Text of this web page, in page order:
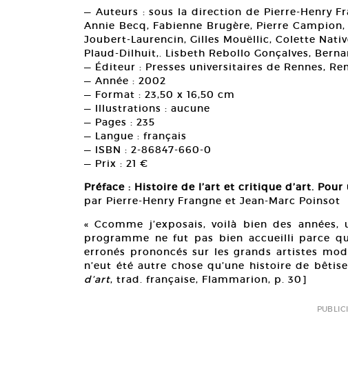
— Auteurs : sous la direction de Pierre-Henry
Annie Becq, Fabienne Brugère, Pierre
Joubert-Laurencin, Gilles Mouëllic, Colette
Plaud-Dilhuit,. Lisbeth Rebollo Gonçalves,
— Éditeur : Presses universitaires de Rennes,
— Année : 2002
— Format : 23,50 x 16,50 cm
— Illustrations : aucune
— Pages : 235
— Langue : français
— ISBN : 2-86847-660-0
— Prix : 21 €
Préface : Histoire de l’art et critique d’art.
par Pierre-Henry Frangne et Jean-Marc Poinsot
« Ccomme j’exposais, voilà bien des
programme ne fut pas bien accueilli parce
erronés prononcés sur les grands artistes
n’eut été autre chose qu’une histoire de
d’art, trad. française, Flammarion, p. 30]